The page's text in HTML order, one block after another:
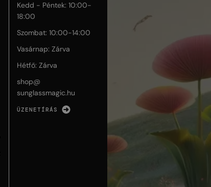
Kedd - Péntek: 10:00-
18:00
Szombat: 10:00-14:00
Vasárnap: Zárva
Hétfő: Zárva
shop@
sunglassmagic.hu
ÜZENETÍRÁS